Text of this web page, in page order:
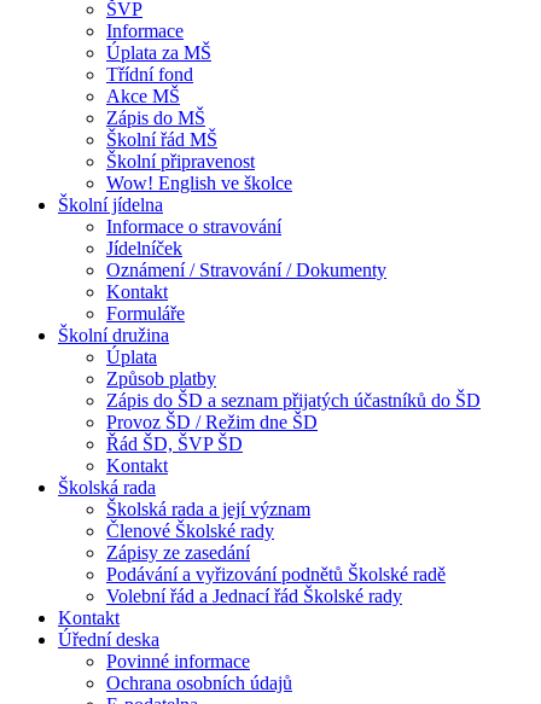
ŠVP
Informace
Úplata za MŠ
Třídní fond
Akce MŠ
Zápis do MŠ
Školní řád MŠ
Školní připravenost
Wow! English ve školce
Školní jídelna
Informace o stravování
Jídelníček
Oznámení / Stravování / Dokumenty
Kontakt
Formuláře
Školní družina
Úplata
Způsob platby
Zápis do ŠD a seznam přijatých účastníků do ŠD
Provoz ŠD / Režim dne ŠD
Řád ŠD, ŠVP ŠD
Kontakt
Školská rada
Školská rada a její význam
Členové Školské rady
Zápisy ze zasedání
Podávání a vyřizování podnětů Školské radě
Volební řád a Jednací řád Školské rady
Kontakt
Úřední deska
Povinné informace
Ochrana osobních údajů